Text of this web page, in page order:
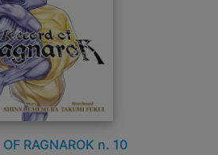
OF RAGNAROK n. 10